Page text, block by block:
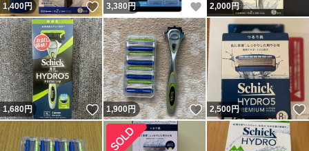
1,400円 いいね！
3,380 円 いいね！
2,000円
1,680円 いいね！
1,900円 いいね！
2,500円